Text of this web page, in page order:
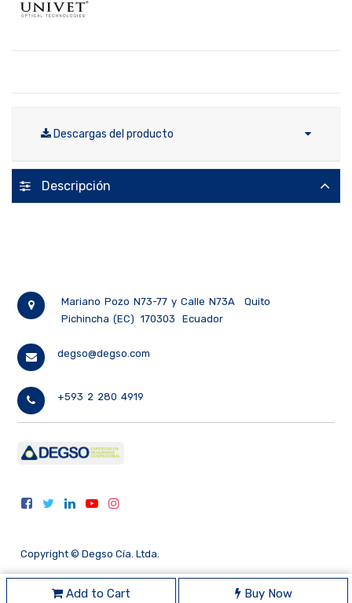
Add to Cart Buy Now
Descargas del producto
Descripción
Mariano Pozo N73-77 y Calle N73A
Quito
Pichincha (EC)
170303 Ecuador
degso@degso.com
+593 2 280 4919
Copyright © Degso Cía. Ltda.